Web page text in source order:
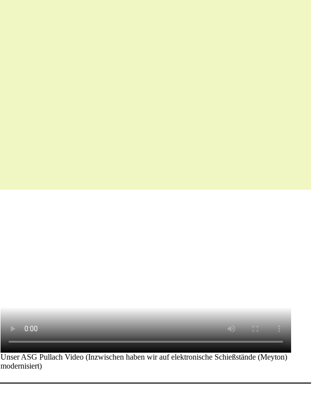
Unser ASG Pullach Video (Inzwischen haben wir auf elektronische Schießstände (Meyton)
modernisiert)